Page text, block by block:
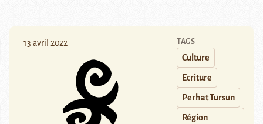
13 avril 2022 TAGS
Culture
Ecriture
Perhat Tursun
Région